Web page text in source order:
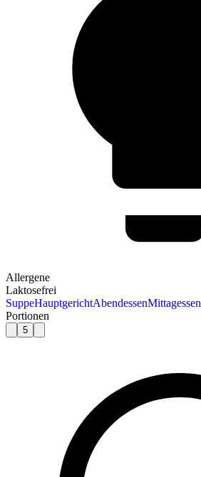
Allergene
Laktosefrei
SuppeHauptgerichtAbendessenMittagessen
Portionen
5